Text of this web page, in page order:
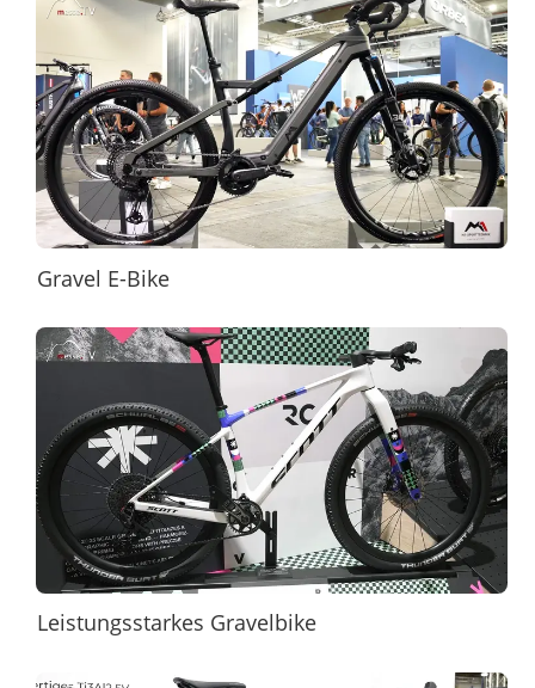
Gravel E-Bike
Leistungsstarkes Gravelbike